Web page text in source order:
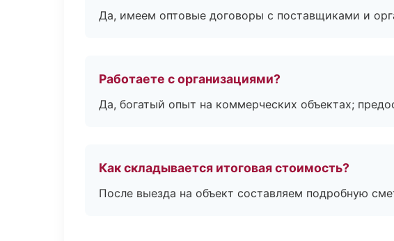
Да, имеем оптовые договоры с поставщиками и
Работаете с организациями?
Да, богатый опыт на коммерческих объектах;
Как складывается итоговая стоимость?
После выезда на объект составляем подробную